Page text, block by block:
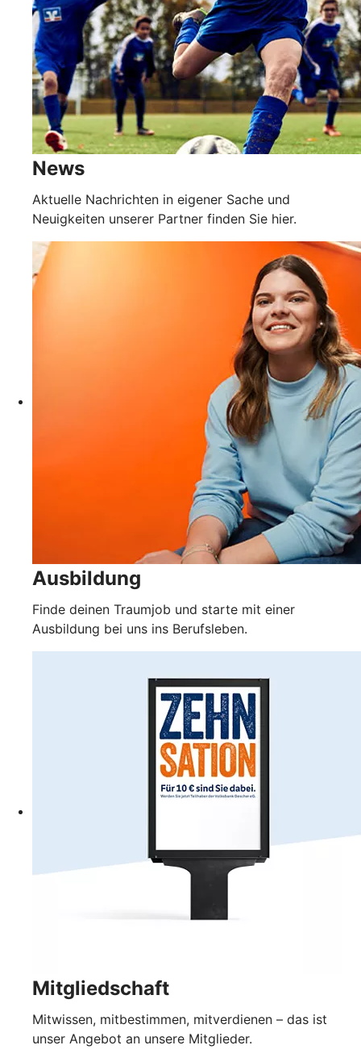
News
Aktuelle Nachrichten in eigener Sache und
Neuigkeiten unserer Partner finden Sie hier.
Ausbildung
Finde deinen Traumjob und starte mit einer
Ausbildung bei uns ins Berufsleben.
Mitgliedschaft
Mitwissen, mitbestimmen, mitverdienen – das ist
unser Angebot an unsere Mitglieder.